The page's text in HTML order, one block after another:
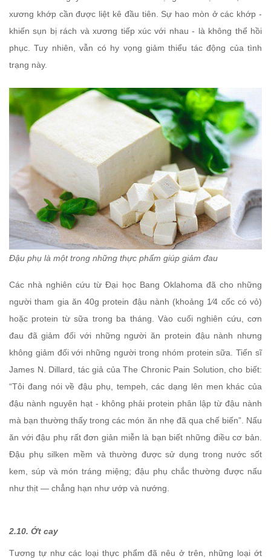
xương khớp cần được liệt kê đầu tiên. Sự hao mòn ở các khớp -
khiến sụn bị rách và xương tiếp xúc với nhau - là không thể hồi
phục. Tuy nhiên, vẫn có hy vọng giảm thiểu tác động của tình
trạng này.
Đậu phụ là một trong những thực phẩm giúp giảm đau
Các nhà nghiên cứu từ Đại học Bang Oklahoma đã cho những
người tham gia ăn 40g protein đậu nành (khoảng 1⁄4 cốc có vỏ)
hoặc protein từ sữa trong ba tháng. Vào cuối nghiên cứu, cơn
đau đã giảm đối với những người ăn protein đậu nành nhưng
không giảm đối với những người trong nhóm protein sữa. Tiến sĩ
James N. Dillard, tác giả của The Chronic Pain Solution, cho biết:
“Tôi đang nói về đậu phụ, tempeh, các dạng lên men khác của
đậu nành nguyên hạt - không phải protein phân lập từ đậu nành
mà bạn thường thấy trong các món ăn nhẹ đã qua chế biến”. Nấu
ăn với đậu phụ rất đơn giản miễn là bạn biết những điều cơ bản.
Đậu phụ silken mềm và thường được sử dụng trong nước sốt
kem, súp và món tráng miệng; đậu phụ chắc thường được nấu
như thịt — chẳng hạn như ướp và nướng.
2.10. Ớt cay
Tương tự như các loại thực phẩm đã nêu ở trên, những loại ớt